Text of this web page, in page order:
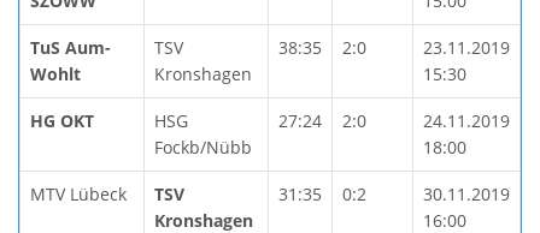
TuS Aum-
Wohlt
TSV
Kronshagen
38:35 2:0
23.11.2019
15:30
HG OKT
HSG
Fockb/Nübb
27:24 2:0
24.11.2019
18:00
MTV Lübeck
TSV
Kronshagen
31:35 0:2
30.11.2019
16:00